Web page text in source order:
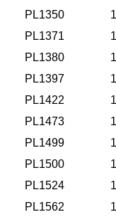
PL1350
PL1371
PL1380
PL1397
PL1422
PL1473
PL1499
PL1500
PL1524
PL1562